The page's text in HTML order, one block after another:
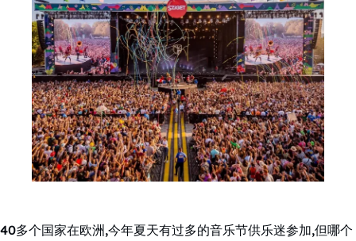
40多个国家在欧洲,今年夏天有过多的音乐节供乐迷参加,但哪个